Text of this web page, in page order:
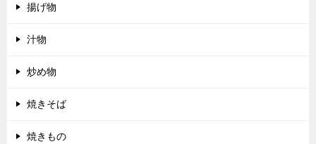
揚げ物
汁物
炒め物
焼きそば
焼きもの